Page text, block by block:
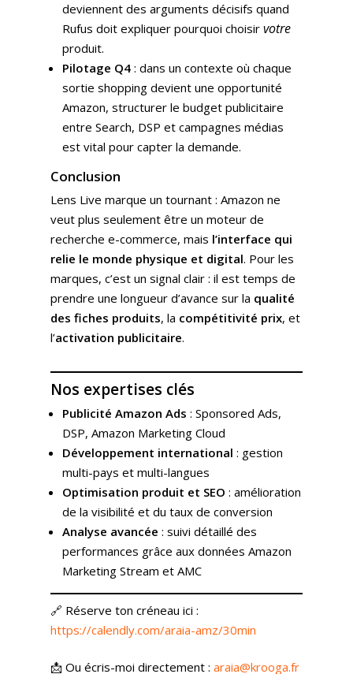
deviennent des arguments décisifs quand
Rufus doit expliquer pourquoi choisir votre
produit.
Pilotage Q4 : dans un contexte où chaque
sortie shopping devient une opportunité
Amazon, structurer le budget publicitaire
entre Search, DSP et campagnes médias
est vital pour capter la demande.
Conclusion
Lens Live marque un tournant : Amazon ne
veut plus seulement être un moteur de
recherche e-commerce, mais l’interface qui
relie le monde physique et digital. Pour les
marques, c’est un signal clair : il est temps de
prendre une longueur d’avance sur la qualité
des fiches produits, la compétitivité prix, et
l’activation publicitaire.
Nos expertises clés
Publicité Amazon Ads : Sponsored Ads,
DSP, Amazon Marketing Cloud
Développement international : gestion
multi-pays et multi-langues
Optimisation produit et SEO : amélioration
de la visibilité et du taux de conversion
Analyse avancée : suivi détaillé des
performances grâce aux données Amazon
Marketing Stream et AMC
🔗 Réserve ton créneau ici :
https://calendly.com/araia-amz/30min
📩 Ou écris-moi directement : araia@krooga.fr
Expertises